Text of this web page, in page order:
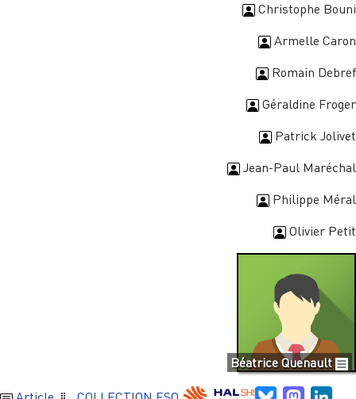
Christophe Bouni
Armelle Caron
Romain Debref
Géraldine Froger
Patrick Jolivet
Jean-Paul Maréchal
Philippe Méral
Olivier Petit
Béatrice Quenault
Bluesky